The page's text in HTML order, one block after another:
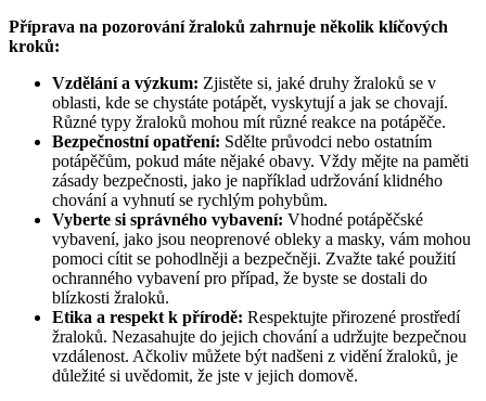
Příprava na pozorování žraloků zahrnuje několik klíčových
kroků:
Vzdělání a výzkum: Zjistěte si, jaké druhy žraloků se v
oblasti, kde se chystáte potápět, vyskytují a jak se chovají.
Různé typy žraloků mohou mít různé reakce na potápěče.
Bezpečnostní opatření: Sdělte průvodci nebo ostatním
potápěčům, pokud máte nějaké obavy. Vždy mějte na paměti
zásady bezpečnosti, jako je například udržování klidného
chování a vyhnutí se rychlým pohybům.
Vyberte si správného vybavení: Vhodné potápěčské
vybavení, jako jsou neoprenové obleky a masky, vám mohou
pomoci cítit se pohodlněji a bezpečněji. Zvažte také použití
ochranného vybavení pro případ, že byste se dostali do
blízkosti žraloků.
Etika a respekt k přírodě: Respektujte přirozené prostředí
žraloků. Nezasahujte do jejich chování a udržujte bezpečnou
vzdálenost. Ačkoliv můžete být nadšeni z vidění žraloků, je
důležité si uvědomit, že jste v jejich domově.